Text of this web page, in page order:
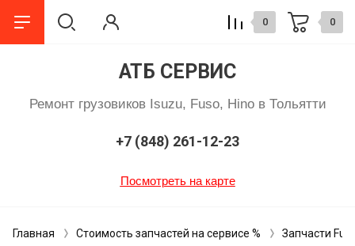
АТБ СЕРВИС
Ремонт грузовиков Isuzu, Fuso, Hino в Тольятти
+7 (848) 261-12-23
Посмотреть на карте
0 0
Главная Стоимость запчастей на сервисе % Запчасти